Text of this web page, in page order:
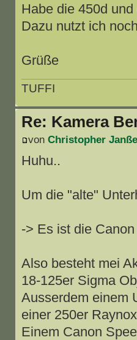
Habe die 450d
Dazu nutzt ich
Grüße
TUFFI
Re: Kamera
von Christopher
Huhu..
Um die "alte"
-> Es ist die
Also besteht mei
18-125er Sigma
Ausserdem einem
einer 250er
Einem Canon